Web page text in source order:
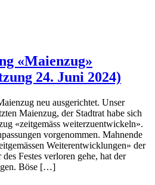
«Maienzug»
24. Juni 2024)
neu ausgerichtet. Unser
Maienzug, der Stadtrat habe sich
«zeitgemäss weiterzuentwickeln».
vorgenommen. Mahnende
Weiterentwicklungen» der
Festes verloren gehe, hat der
Böse […]